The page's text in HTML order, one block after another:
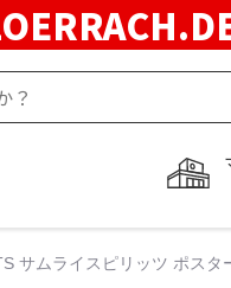
サムライスピリッツ ポス